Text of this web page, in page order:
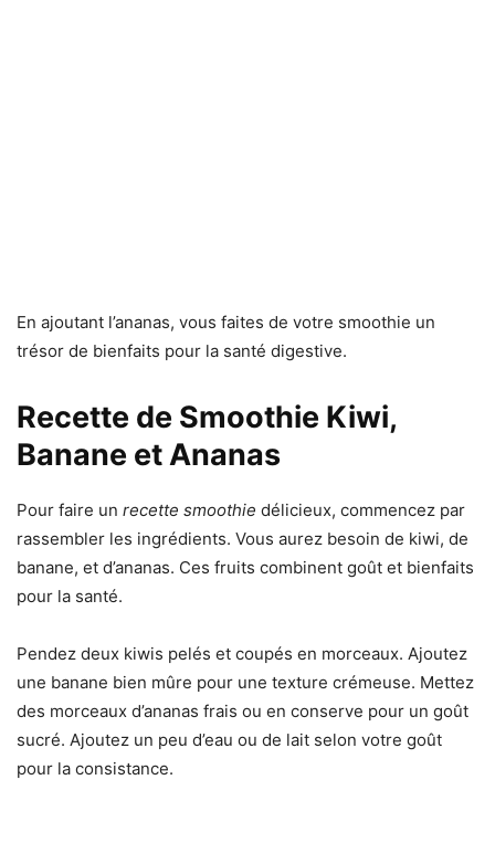
En ajoutant l’ananas, vous faites de votre smoothie un
trésor de bienfaits pour la santé digestive.
Recette de Smoothie Kiwi,
Banane et Ananas
Pour faire un recette smoothie délicieux, commencez par
rassembler les ingrédients. Vous aurez besoin de kiwi, de
banane, et d’ananas. Ces fruits combinent goût et bienfaits
pour la santé.
Pendez deux kiwis pelés et coupés en morceaux. Ajoutez
une banane bien mûre pour une texture crémeuse. Mettez
des morceaux d’ananas frais ou en conserve pour un goût
sucré. Ajoutez un peu d’eau ou de lait selon votre goût
pour la consistance.